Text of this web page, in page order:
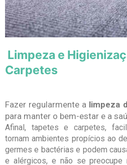
Limpeza e
Carpetes
Fazer regularmente a limpeza
para manter o bem-estar e a
Afinal, tapetes e carpetes,
tornam ambientes propícios ao
germes e bactérias e podem
e alérgicos, e não se preocupe